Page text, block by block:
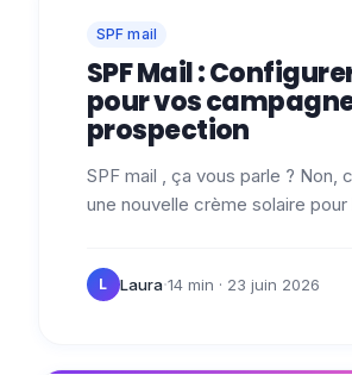
SPF mail
SPF Mail :
pour vos
prospection
SPF mail , ça vous parle ? Non,
une nouvelle crème solaire
L Laura·14 min · 23 juin 2026